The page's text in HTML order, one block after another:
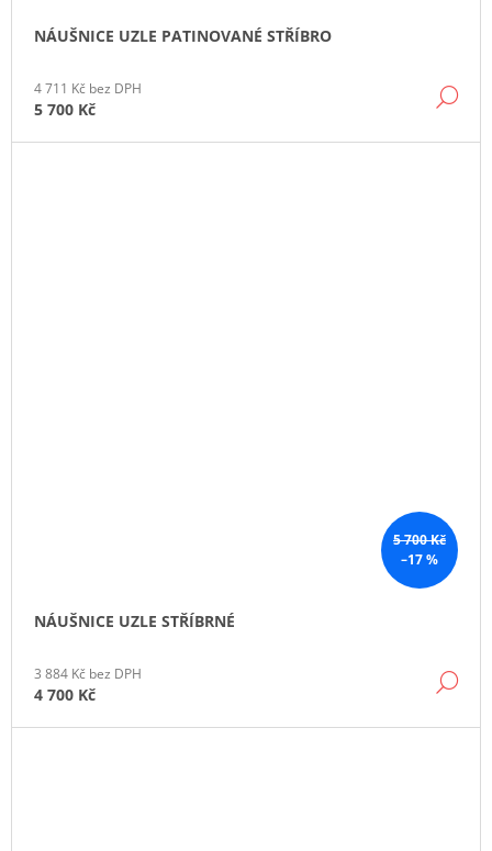
NÁUŠNICE UZLE PATINOVANÉ STŘÍBRO
4 711 Kč bez DPH
5 700 Kč
5 700 Kč
–17 %
NÁUŠNICE UZLE STŘÍBRNÉ
3 884 Kč bez DPH
4 700 Kč